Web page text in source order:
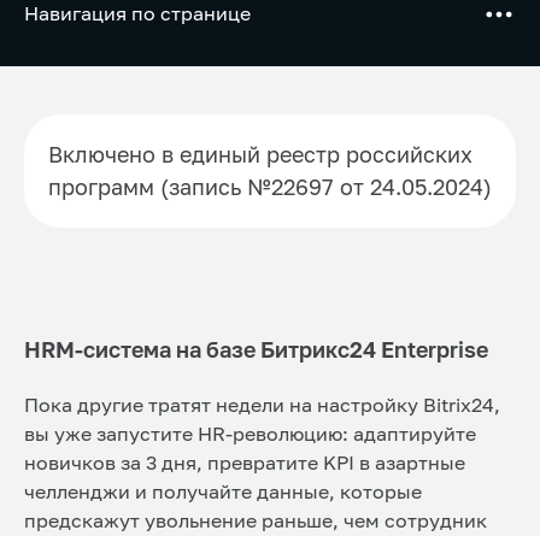
Навигация по странице
Включено в единый реестр российских
программ (запись №22697 от 24.05.2024)
HRM-система на базе Битрикс24 Enterprise
Пока другие тратят недели на настройку Bitrix24,
вы уже запустите HR-революцию: адаптируйте
новичков за 3 дня, превратите KPI в азартные
челленджи и получайте данные, которые
предскажут увольнение раньше, чем сотрудник